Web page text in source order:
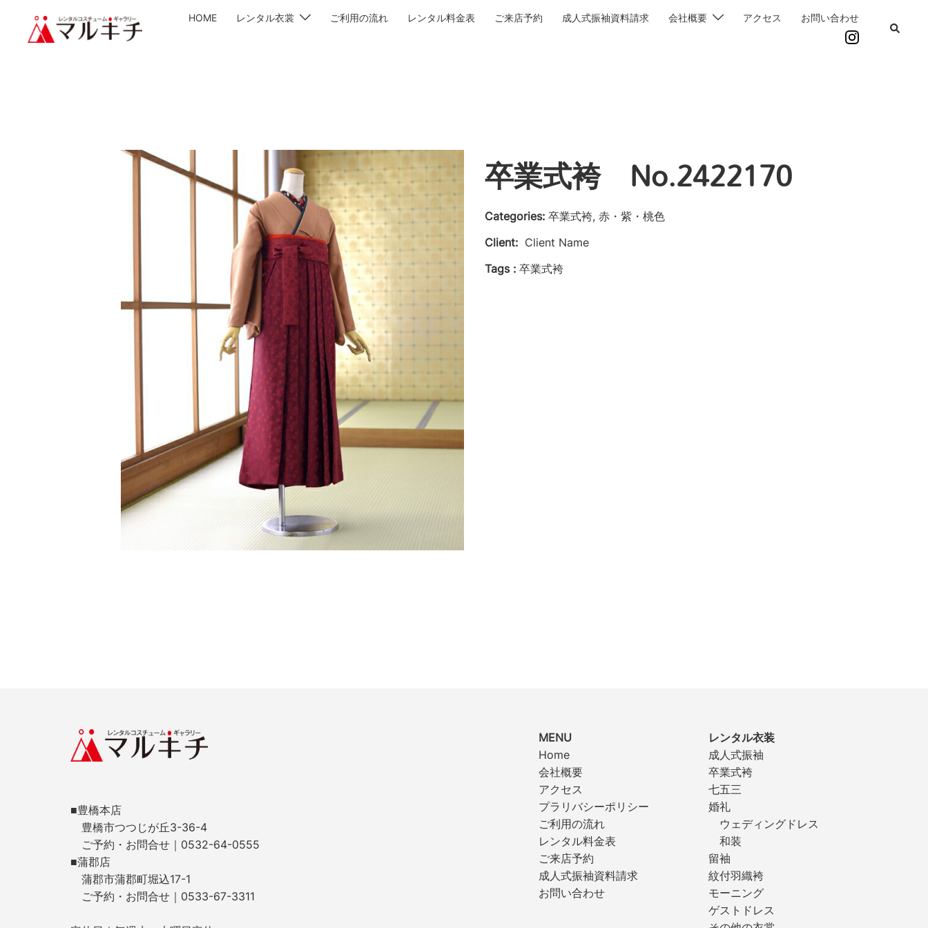
HOME レンタル衣裳 ご利用の流れ レンタル料金表 ご来店予約 成人式振袖資料請求 会社概要 アクセス お問い合わせ
卒業式袴 No.2422170
Categories: 卒業式袴, 赤・紫・桃色
Client: Client Name
Tags : 卒業式袴
■豊橋本店
豊橋市つつじが丘3-36-4
ご予約・お問合せ｜0532-64-0555
■蒲郡店
蒲郡市蒲郡町堀込17-1
ご予約・お問合せ｜0533-67-3311
MENU
Home
会社概要
アクセス
プラリバシーポリシー
ご利用の流れ
レンタル料金表
ご来店予約
成人式振袖資料請求
お問い合わせ
レンタル衣装
成人式振袖
卒業式袴
七五三
婚礼
ウェディングドレス
和装
留袖
紋付羽織袴
モーニング
ゲストドレス